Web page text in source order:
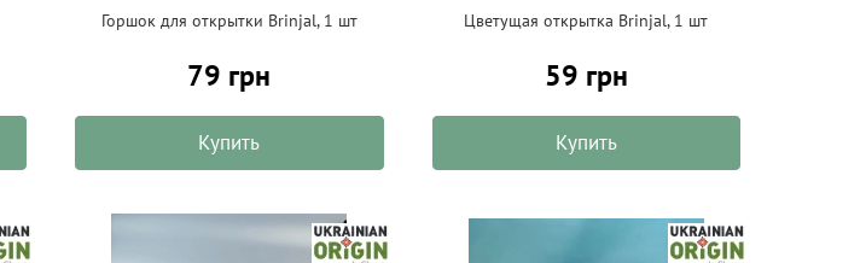
Горшок для открытки Brinjal, 1 шт
79 грн
Купить
Цветущая открытка Brinjal, 1 шт
59 грн
Купить